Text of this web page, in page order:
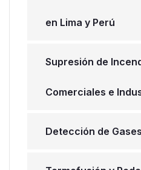
en Lima y Perú
Supresión de
Comerciales e
Detección de